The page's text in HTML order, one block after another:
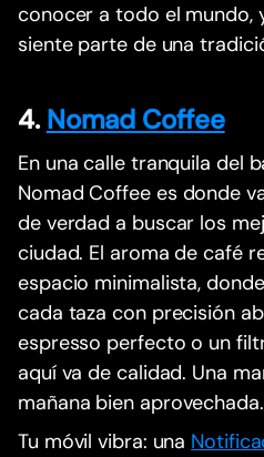
conocer a todo el mundo,
siente parte de una
4. Nomad Coffee
En una calle tranquila del
Nomad Coffee es donde
de verdad a buscar los
ciudad. El aroma de café
espacio minimalista,
cada taza con precisión
espresso perfecto o un
aquí va de calidad. Una
mañana bien aprovechada.
Tu móvil vibra: una